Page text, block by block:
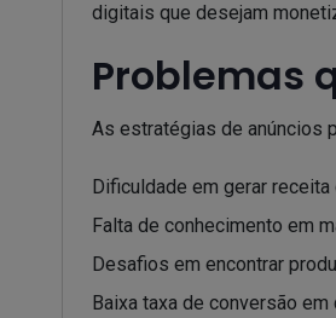
digitais que desejam
Problemas
As estratégias de anúncios
Dificuldade em gerar receita
Falta de conhecimento em
Desafios em encontrar
Baixa taxa de conversão